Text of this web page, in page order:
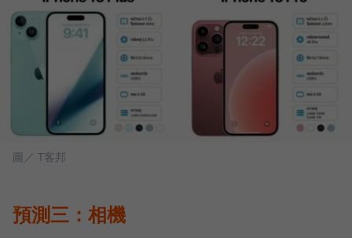
圖／ T客邦
預測三：相機